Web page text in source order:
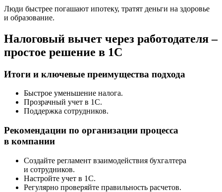
Люди быстрее погашают ипотеку, тратят деньги на здоровье
и образование.
Налоговый вычет через работодателя –
простое решение в 1С
Итоги и ключевые преимущества подхода
Быстрое уменьшение налога.
Прозрачный учет в 1С.
Поддержка сотрудников.
Рекомендации по организации процесса
в компании
Создайте регламент взаимодействия бухгалтера
и сотрудников.
Настройте учет в 1С.
Регулярно проверяйте правильность расчетов.